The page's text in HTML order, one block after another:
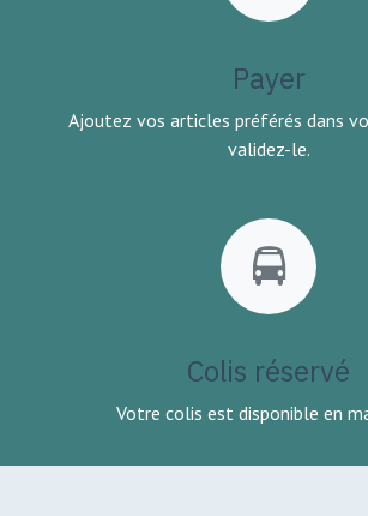
Payer
Ajoutez vos articles préférés dans
validez-le.
Colis réservé
Votre colis est disponible en